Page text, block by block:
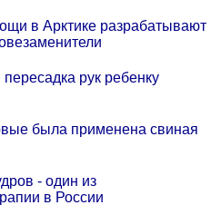
в Арктике разрабатывают
рук ребенку
была применена свиная
- один из
в России